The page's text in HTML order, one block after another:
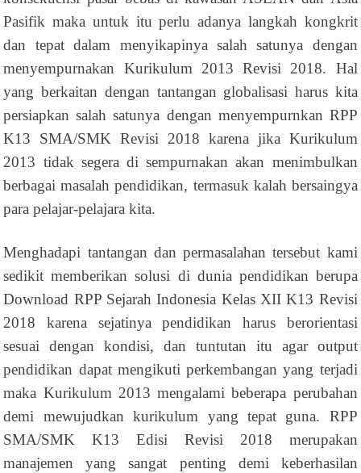
Pasifik maka untuk itu perlu adanya langkah kongkrit
dan tepat dalam menyikapinya salah satunya dengan
menyempurnakan Kurikulum 2013 Revisi 2018. Hal
yang berkaitan dengan tantangan globalisasi harus kita
persiapkan salah satunya dengan menyempurnkan RPP
K13 SMA/SMK Revisi 2018 karena jika Kurikulum
2013 tidak segera di sempurnakan akan menimbulkan
berbagai masalah pendidikan, termasuk kalah bersaingya
para pelajar-pelajara kita.
Menghadapi tantangan dan permasalahan tersebut kami
sedikit memberikan solusi di dunia pendidikan berupa
Download RPP Sejarah Indonesia Kelas XII K13 Revisi
2018 karena sejatinya pendidikan harus berorientasi
sesuai dengan kondisi, dan tuntutan itu agar output
pendidikan dapat mengikuti perkembangan yang terjadi
maka Kurikulum 2013 mengalami beberapa perubahan
demi mewujudkan kurikulum yang tepat guna. RPP
SMA/SMK K13 Edisi Revisi 2018 merupakan
manajemen yang sangat penting demi keberhasilan